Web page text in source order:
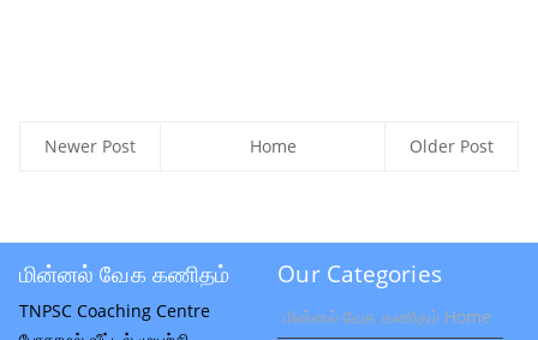
Newer Post Older Post
Home
மின்னல் வேக கணிதம்
TNPSC Coaching Centre
Our Categories
மின்னல் வேக கணிதம் Home